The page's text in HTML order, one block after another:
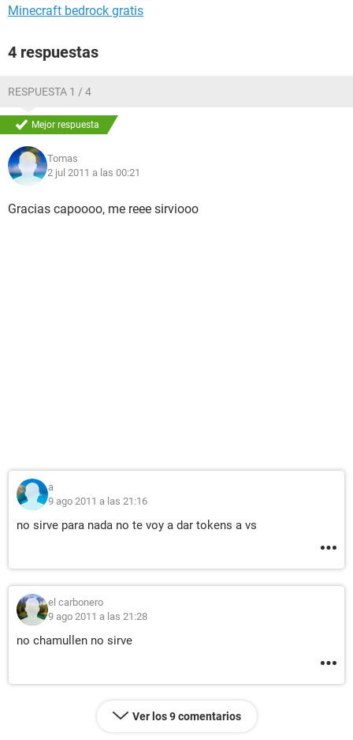
Minecraft bedrock gratis
4 respuestas
RESPUESTA 1 / 4
Mejor respuesta
Tomas
2 jul 2011 a las 00:21
Gracias capoooo, me reee sirviooo
a
9 ago 2011 a las 21:16
no sirve para nada no te voy a dar tokens a vs
el carbonero
9 ago 2011 a las 21:28
no chamullen no sirve
Ver los 9 comentarios